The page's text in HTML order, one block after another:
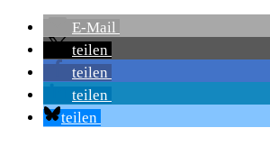
E-Mail
teilen
teilen
teilen
teilen